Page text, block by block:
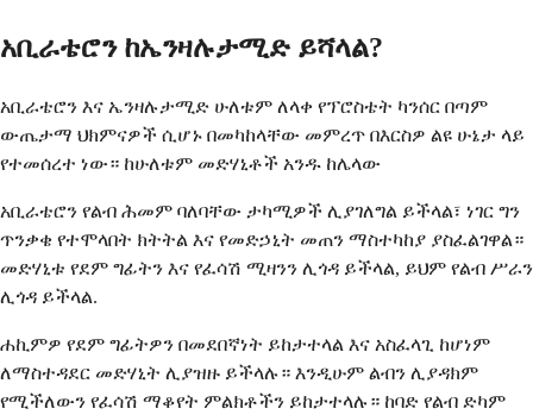
አቢራቴሮን ከኤንዛሉታሚድ ይሻላል?
አቢራቴሮን እና ኤንዛሉታሚድ ሁለቱም ለላቀ የፕሮስቴት ካንሰር በጣም
ውጤታማ ህክምናዎች ሲሆኑ በመካከላቸው መምረጥ በእርስዎ ልዩ ሁኔታ ላይ
የተመሰረተ ነው። ከሁለቱም መድሃኒቶች አንዱ ከሌላው
አቢራቴሮን የልብ ሕመም ባለባቸው ታካሚዎች ሊያገለግል ይችላል፣ ነገር ግን
ጥንቃቄ የተሞላበት ክትትል እና የመድኃኒት መጠን ማስተካከያ ያስፈልገዋል።
መድሃኒቱ የደም ግፊትን እና የፈሳሽ ሚዛንን ሊጎዳ ይችላል, ይህም የልብ ሥራን
ሊጎዳ ይችላል.
ሐኪምዎ የደም ግፊትዎን በመደበኛነት ይከታተላል እና አስፈላጊ ከሆነም
ለማስተዳደር መድሃኒት ሊያዝዙ ይችላሉ። እንዲሁም ልብን ሊያዳክም
የሚችለውን የፈሳሽ ማቆየት ምልክቶችን ይከታተላሉ። ከባድ የልብ ድካም